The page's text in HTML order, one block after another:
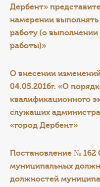
Дербент»
намерении
работу (о
работы)»
О внесении
04.05.2016г. «О
квалификационного
служащих
«город Дербент»
Постановление № 162
муниципальных
должностей